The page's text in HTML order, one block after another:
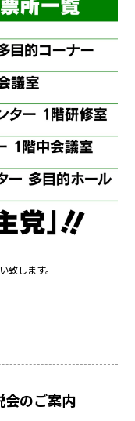
致します。
のご案内